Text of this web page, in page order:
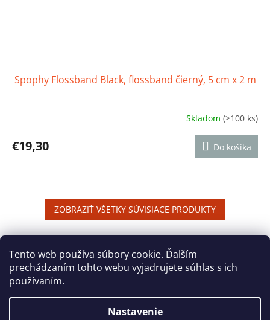
Tento web používa súbory cookie. Ďalším
prechádzaním tohto webu vyjadrujete súhlas s ich
používaním.
Nastavenie
Spophy Flossband Black, flossband čierný, 5 cm x 2 m
produktu
je
hviezdičiek.
Skladom(>100 ks)
€19,30 Do košíka
ZOBRAZIŤ VŠETKY SÚVISIACE PRODUKTY
Z
Reklamačný poriadok Ochrana osobných údajov
Vytvoril Shoptet